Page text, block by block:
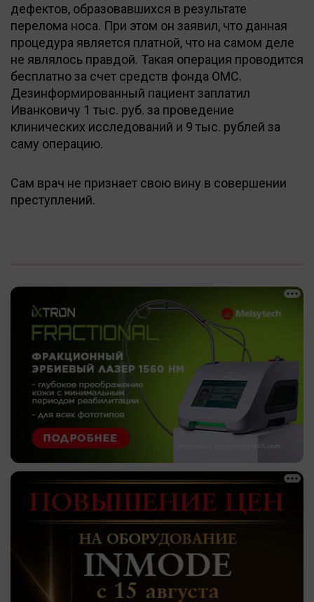
дефектов, образовавшихся в результате
перелома носа. При этом он заявил, что данная
процедура является платной, что на самом деле
не являлось правдой. Такая операция проводится
бесплатно за счет средств фонда ОМС.
Дезинформированный пациент заплатил
Иванковичу 1 тыс. руб. за проведение
клинических исследований и 9 тыс. рублей за
саму операцию.
Сам врач не признает свою вину в совершении
преступлений.